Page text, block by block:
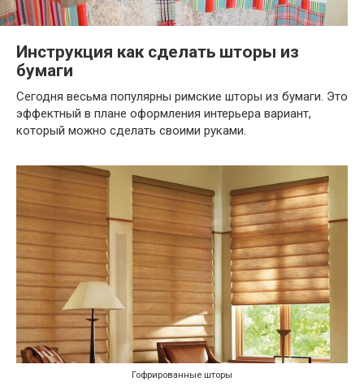
Инструкция как сделать шторы из
бумаги
Сегодня весьма популярны римские шторы из бумаги. Это
эффектный в плане оформления интерьера вариант,
который можно сделать своими руками.
Гофрированные шторы